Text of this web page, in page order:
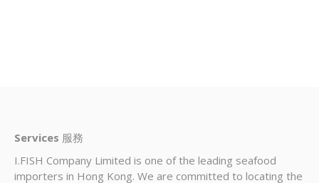
Services 服務
I.FISH Company Limited is one of the leading seafood
importers in Hong Kong. We are committed to locating the